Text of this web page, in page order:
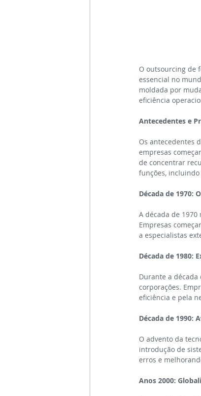
O outsourcing de
essencial no
moldada por
eficiência
Antecedentes e
Os antecedentes
empresas
de concentrar
funções,
Década de 1970:
A década de
Empresas
a especialistas
Década de 1980:
Durante a
corporações.
eficiência e pela
Década de 1990:
O advento da
introdução de
erros e
Anos 2000: